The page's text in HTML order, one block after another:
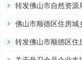
转发佛山市自然资源
用地开竣工管理办法
然资顺告〔2025〕
佛山市顺德区住房
产市场专项检查的通
转发佛山市顺德区住